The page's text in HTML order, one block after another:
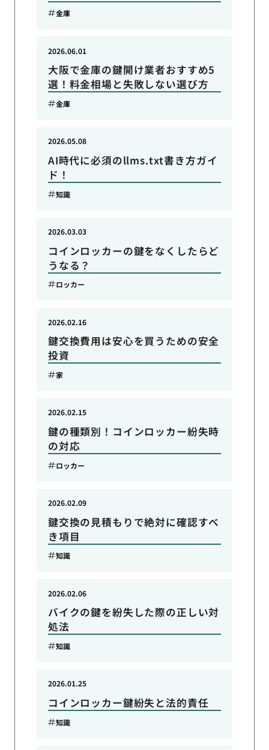
金庫
大阪で金庫の鍵開け業者おすすめ5
選！料金相場と失敗しない選び方
2026.06.01
金庫
AI時代に必須のllms.txt書き方ガイ
ド！
2026.05.08
知識
コインロッカーの鍵をなくしたらど
うなる？
2026.03.03
ロッカー
鍵交換費用は安心を買うための安全
投資
2026.02.16
家
鍵の種類別！コインロッカー紛失時
の対応
2026.02.15
ロッカー
鍵交換の見積もりで絶対に確認すべ
き項目
2026.02.09
知識
バイクの鍵を紛失した際の正しい対
処法
2026.02.06
知識
コインロッカー鍵紛失と法的責任
2026.01.25
知識